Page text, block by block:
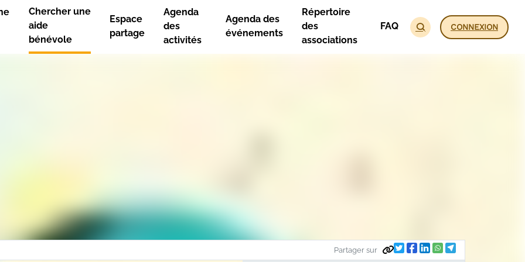
CONNEXION
Chercher une
aide
bénévole
Espace
partage
Agenda
des
activités
Agenda des
événements
Répertoire
des
associations
FAQ
Partager sur